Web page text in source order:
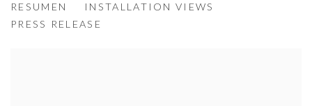
RESUMEN
INSTALLATION VIEWS
PRESS RELEASE